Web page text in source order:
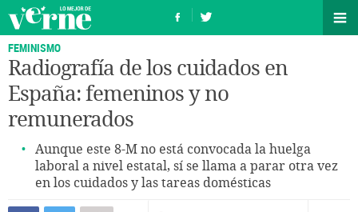
FEMINISMO
Radiografía de los cuidados en
España: femeninos y no
remunerados
Aunque este 8-M no está convocada la huelga
laboral a nivel estatal, sí se llama a parar otra vez
en los cuidados y las tareas domésticas